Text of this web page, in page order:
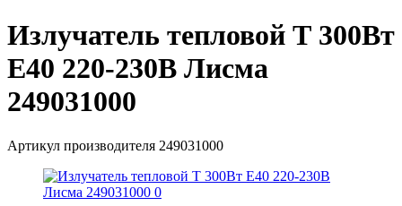
Излучатель тепловой Т 300Вт
E40 220-230В Лисма
249031000
Артикул производителя 249031000